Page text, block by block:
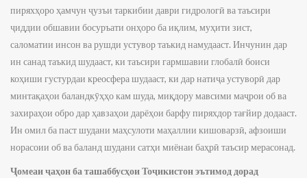
пиряхҳоро ҳамчун ҷузъи таркибии даври гидрологӣ ва таъсири
ҷиддии обшавии босуръати онҳоро ба иқлим, муҳити зист,
саломатии инсон ва рушди устувор таъкид намудааст. Инчунин дар
ин санад таъкид шудааст, ки таъсири гармшавии глобалӣ боиси
коҳиши густурдаи креосфера шудааст, ки дар натиҷа устуворӣ дар
минтақаҳои баландкӯҳҳо кам шуда, миқдору мавсими маҷрои об ва
захираҳои обро дар ҳавзаҳои дарёҳои барфу пиряхдор тағйир додааст.
Ин омил ба паст шудани маҳсулоти маҳаллии кишоварзӣ, афзоиши
норасоии об ва баланд шудани сатҳи миёнаи баҳрӣ таъсир мерасонад.
Ҷомеаи ҷаҳон ба ташаббусҳои Тоҷикистон эътимод дорад